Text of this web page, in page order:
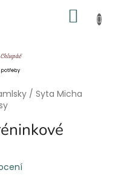
/ Syta Micha